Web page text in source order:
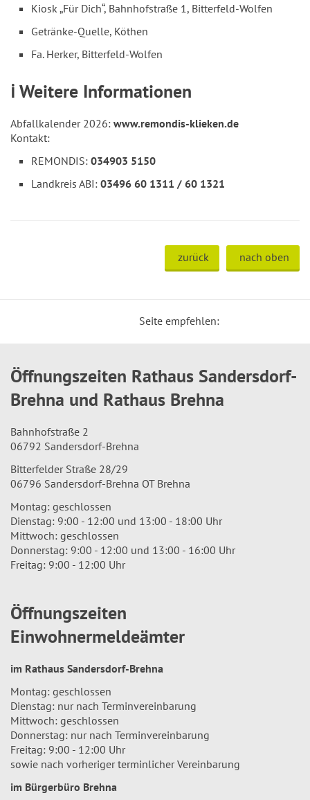
Kiosk „Für Dich“, Bahnhofstraße 1, Bitterfeld-Wolfen
Getränke-Quelle, Köthen
Fa. Herker, Bitterfeld-Wolfen
ℹ️ Weitere Informationen
Abfallkalender 2026: www.remondis-klieken.de
Kontakt:
REMONDIS: 034903 5150
Landkreis ABI: 03496 60 1311 / 60 1321
zurück nach oben
Seite empfehlen:
Öffnungszeiten Rathaus Sandersdorf-
Brehna und Rathaus Brehna
Bahnhofstraße 2
06792 Sandersdorf-Brehna
Bitterfelder Straße 28/29
06796 Sandersdorf-Brehna OT Brehna
Montag: geschlossen
Dienstag: 9:00 - 12:00 und 13:00 - 18:00 Uhr
Mittwoch: geschlossen
Donnerstag: 9:00 - 12:00 und 13:00 - 16:00 Uhr
Freitag: 9:00 - 12:00 Uhr
Öffnungszeiten
Einwohnermeldeämter
im Rathaus Sandersdorf-Brehna
Montag: geschlossen
Dienstag: nur nach Terminvereinbarung
Mittwoch: geschlossen
Donnerstag: nur nach Terminvereinbarung
Freitag: 9:00 - 12:00 Uhr
sowie nach vorheriger terminlicher Vereinbarung
im Bürgerbüro Brehna